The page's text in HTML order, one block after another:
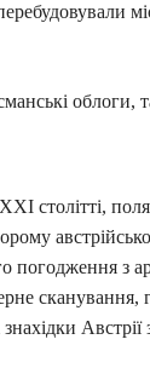
облоги,
столітті,
погодження з
сканування,
Австрії